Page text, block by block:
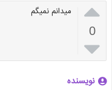

0

میدانم نمیگم
نویسنده